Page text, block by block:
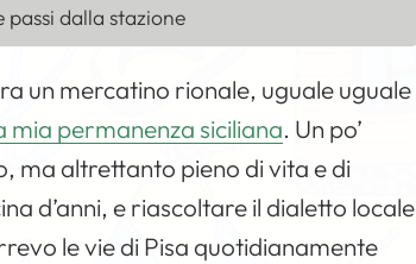
dalla stazione
un mercatino rionale, uguale uguale
mia permanenza siciliana. Un po’
ma altrettanto pieno di vita e di
d’anni, e riascoltare il dialetto locale
le vie di Pisa quotidianamente